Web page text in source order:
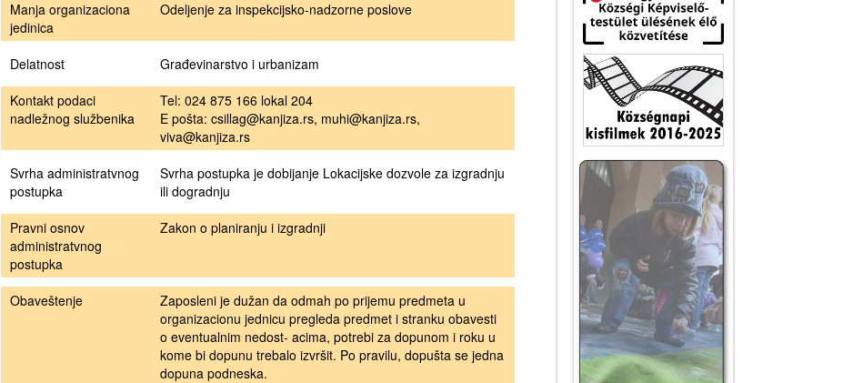
Manja organizaciona
jedinica
Odeljenje za inspekcijsko-nadzorne poslove
Delatnost
Građevinarstvo i urbanizam
Kontakt podaci
nadležnog službenika
Tel: 024 875 166 lokal 204
E pošta: csillag@kanjiza.rs, muhi@kanjiza.rs,
viva@kanjiza.rs
Svrha administratvnog
postupka
Svrha postupka je dobijanje Lokacijske dozvole za izgradnju
ili dogradnju
Pravni osnov
administratvnog
postupka
Zakon o planiranju i izgradnji
Obaveštenje
Zaposleni je dužan da odmah po prijemu predmeta u
organizacionu jednicu pregleda predmet i stranku obavesti
o eventualnim nedost- acima, potrebi za dopunom i roku u
kome bi dopunu trebalo izvršit. Po pravilu, dopušta se jedna
dopuna podneska.